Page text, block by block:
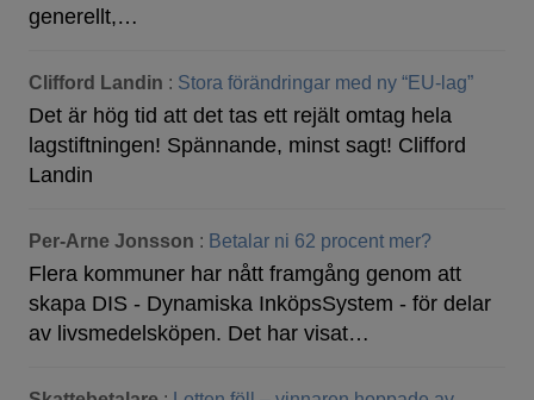
generellt,…
Clifford Landin : Stora förändringar med ny “EU-lag”
Det är hög tid att det tas ett rejält omtag hela
lagstiftningen! Spännande, minst sagt! Clifford
Landin
Per-Arne Jonsson : Betalar ni 62 procent mer?
Flera kommuner har nått framgång genom att
skapa DIS - Dynamiska InköpsSystem - för delar
av livsmedelsköpen. Det har visat…